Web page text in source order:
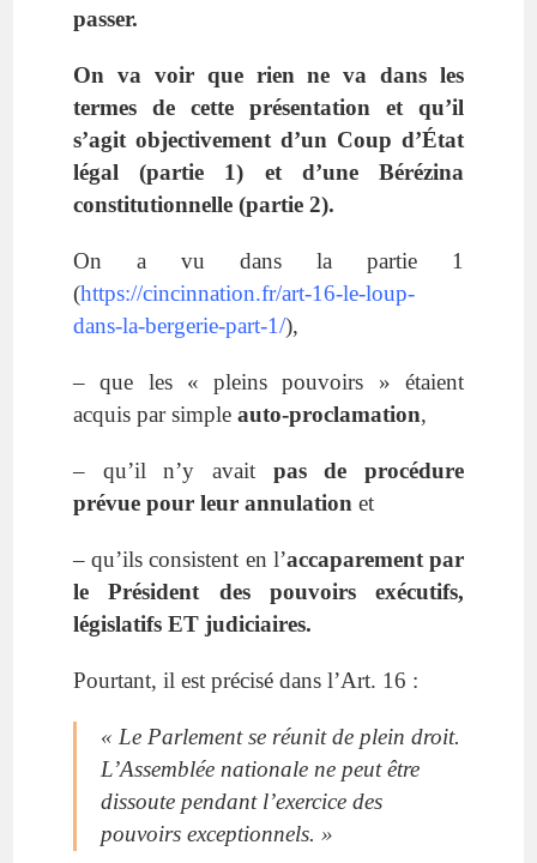
passer.
On va voir que rien ne va dans les
termes de cette présentation et qu’il
s’agit objectivement d’un Coup d’État
légal (partie 1) et d’une Bérézina
constitutionnelle (partie 2).
On a vu dans la partie 1
(https://cincinnation.fr/art-16-le-loup-
dans-la-bergerie-part-1/),
– que les « pleins pouvoirs » étaient
acquis par simpleauto-proclamation,
– qu’il n’y avait pas de procédure
prévue pour leur annulation et
– qu’ils consistent en l’accaparement par
le Président des pouvoirs exécutifs,
législatifsET judiciaires.
Pourtant, il est précisé dans l’Art. 16 :
« Le Parlement se réunit de plein droit.
L’Assemblée nationale ne peut être
dissoute pendant l’exercice des
pouvoirs exceptionnels. »